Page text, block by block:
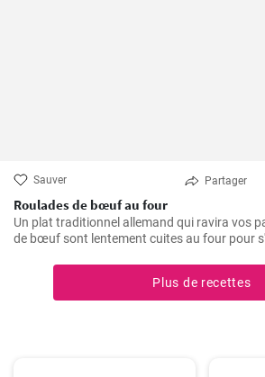
Sauver Partager
Roulades de bœuf au four
Un plat traditionnel allemand qui ravira vos
de bœuf sont lentement cuites au four pour
arômes du bacon, des oignons et des
Plus de recettes